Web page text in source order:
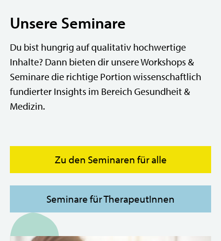
Unsere Seminare
Du bist hungrig auf qualitativ hochwertige
Inhalte? Dann bieten dir unsere Workshops &
Seminare die richtige Portion wissenschaftlich
fundierter Insights im Bereich Gesundheit &
Medizin.
Zu den Seminaren für alle
Seminare für TherapeutInnen